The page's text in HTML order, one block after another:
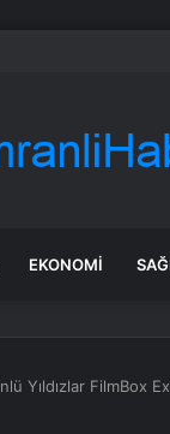
Bakanı Göktaş:
EKONOMI
Yıldızlar FilmBox